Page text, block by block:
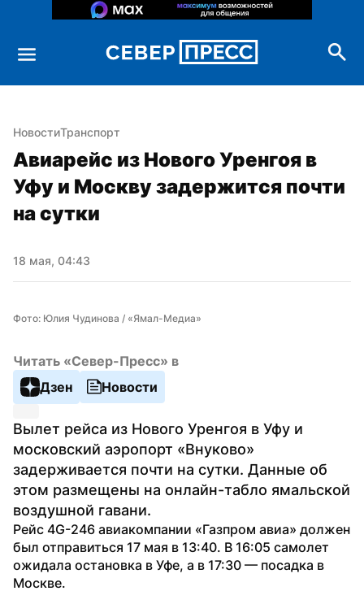
НовостиТранспорт
Авиарейс из Нового Уренгоя в
Уфу и Москву задержится почти
на сутки
18 мая, 04:43
Фото: Юлия Чудинова / «Ямал-Медиа»
Читать «Север-Пресс» в
Дзен
Новости
Вылет рейса из Нового Уренгоя в Уфу и
московский аэропорт «Внуково»
задерживается почти на сутки. Данные об
этом размещены на онлайн-табло ямальской
воздушной гавани.
Рейс 4G-246 авиакомпании «Газпром авиа» должен
был отправиться 17 мая в 13:40. В 16:05 самолет
ожидала остановка в Уфе, а в 17:30 — посадка в
Москве.